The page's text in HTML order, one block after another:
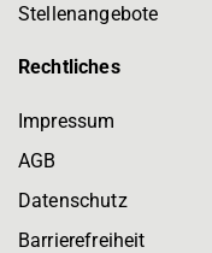
Stellenangebote
Rechtliches
Impressum
AGB
Datenschutz
Barrierefreiheit